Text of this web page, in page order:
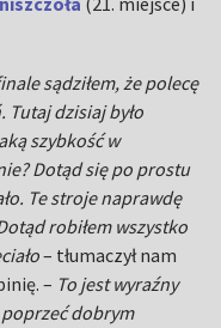
sądziłem, że polecę
Tutaj dzisiaj było
szybkość w
Dotąd się po prostu
Te stroje naprawdę
robiłem wszystko
– tłumaczył nam
– To jest wyraźny
dobrym